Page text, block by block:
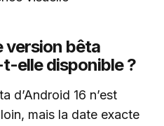
version bêta
t-elle disponible ?
d’Android 16 n’est
mais la date exacte